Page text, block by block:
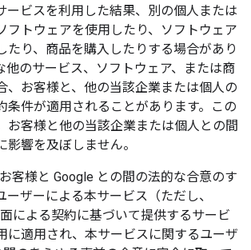
ービスを利用した結果、別の個人または
フトウェアを使用したり、ソフトウェア
たり、商品を購入したりする場合があり
他のサービス、ソフトウェア、または商
、お客様と、他の当該企業または個人の
条件が適用されることがあります。この
お客様と他の当該企業または個人との間
影響を及ぼしません。
客様と Google との間の法的な合意のす
ーザーによる本サービス（ただし、
による契約に基づいて提供するサービ
に適用され、本サービスに関するユーザ